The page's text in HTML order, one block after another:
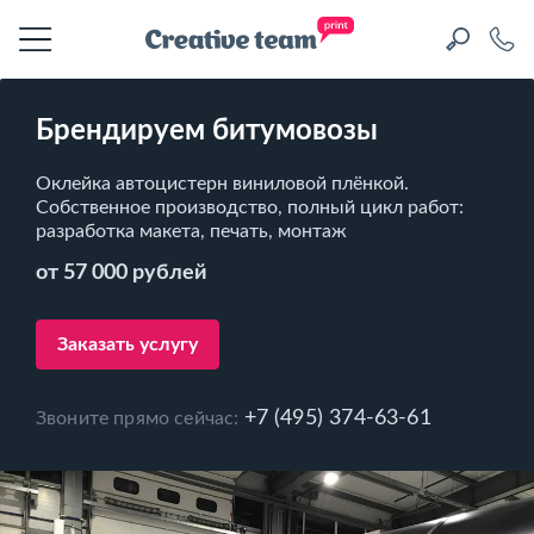
Брендируем битумовозы
Оклейка автоцистерн виниловой плёнкой.
Собственное производство, полный цикл работ:
разработка макета, печать, монтаж
от 57 000 рублей
Заказать услугу
Звоните прямо сейчас: +7 (495) 374-63-61